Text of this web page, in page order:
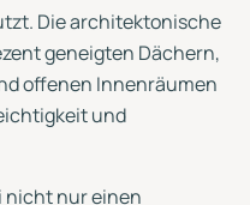
Die architektonische
geneigten Dächern,
offenen Innenräumen
und
nicht nur einen